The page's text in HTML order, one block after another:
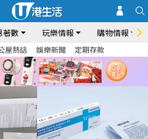
著數 玩樂情報 購物情報
屋熱話 娛樂新聞 定期存款